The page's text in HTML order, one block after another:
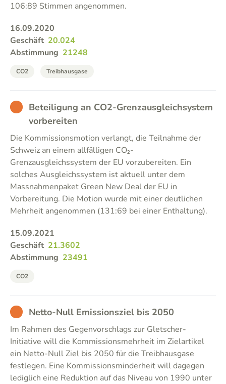
106:89 Stimmen angenommen.
16.09.2020
Geschäft 20.024
Abstimmung 21248
CO2 Treibhausgase
BAD Beteiligung an CO2-Grenzausgleichsystem
vorbereiten
Die Kommissionsmotion verlangt, die Teilnahme der
Schweiz an einem allfälligen CO₂-
Grenzausgleichssystem der EU vorzubereiten. Ein
solches Ausgleichssystem ist aktuell unter dem
Massnahmenpaket Green New Deal der EU in
Vorbereitung. Die Motion wurde mit einer deutlichen
Mehrheit angenommen (131:69 bei einer Enthaltung).
15.09.2021
Geschäft 21.3602
Abstimmung 23491
CO2
BAD Netto-Null Emissionsziel bis 2050
Im Rahmen des Gegenvorschlags zur Gletscher-
Initiative will die Kommissionsmehrheit im Zielartikel
ein Netto-Null Ziel bis 2050 für die Treibhausgase
festlegen. Eine Kommissionsminderheit will dagegen
lediglich eine Reduktion auf das Niveau von 1990 unter